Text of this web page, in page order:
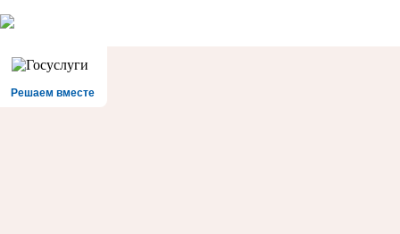
Решаем вместе